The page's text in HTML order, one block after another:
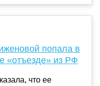
попала в
«отъезде» из РФ
что ее